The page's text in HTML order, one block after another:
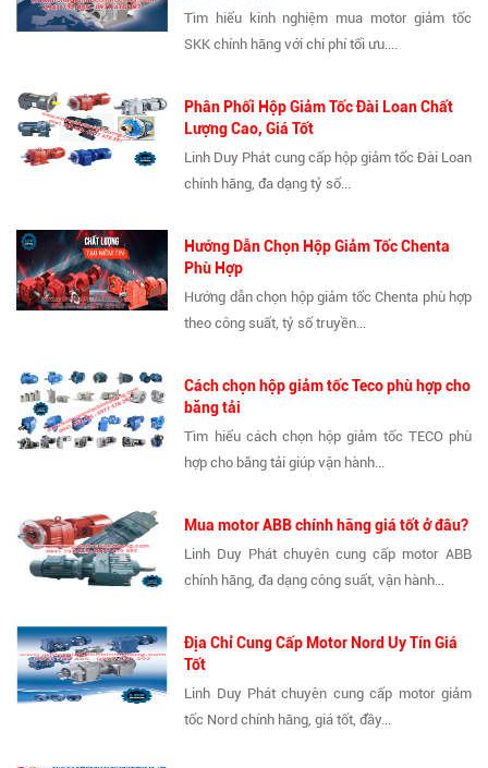
Tìm hiểu kinh nghiệm mua motor giảm tốc
SKK chính hãng với chi phí tối ưu....
Phân Phối Hộp Giảm Tốc Đài Loan Chất
Lượng Cao, Giá Tốt
Linh Duy Phát cung cấp hộp giảm tốc Đài Loan
chính hãng, đa dạng tỷ số...
Hướng Dẫn Chọn Hộp Giảm Tốc Chenta
Phù Hợp
Hướng dẫn chọn hộp giảm tốc Chenta phù hợp
theo công suất, tỷ số truyền...
Cách chọn hộp giảm tốc Teco phù hợp cho
băng tải
Tìm hiểu cách chọn hộp giảm tốc TECO phù
hợp cho băng tải giúp vận hành...
Mua motor ABB chính hãng giá tốt ở đâu?
Linh Duy Phát chuyên cung cấp motor ABB
chính hãng, đa dạng công suất, vận hành...
Địa Chỉ Cung Cấp Motor Nord Uy Tín Giá
Tốt
Linh Duy Phát chuyên cung cấp motor giảm
tốc Nord chính hãng, giá tốt, đầy...